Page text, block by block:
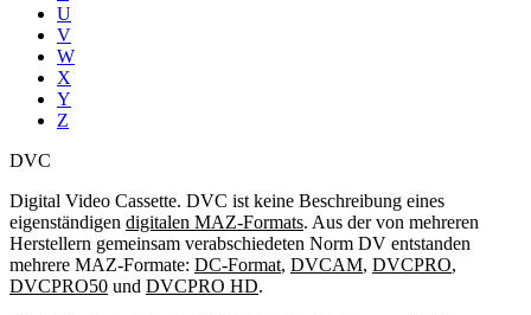
U
V
W
X
Y
Z
DVC
Digital Video Cassette. DVC ist keine Beschreibung eines
eigenständigen digitalen MAZ-Formats. Aus der von mehreren
Herstellern gemeinsam verabschiedeten Norm DV entstanden
mehrere MAZ-Formate: DC-Format, DVCAM, DVCPRO,
DVCPRO50 und DVCPRO HD.